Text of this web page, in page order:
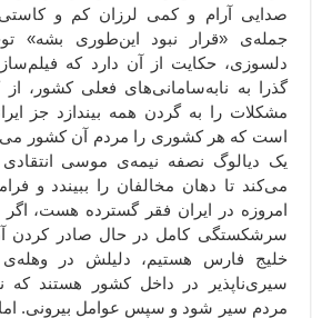
صدایی آرام و کمی لرزان کم و
جمله‌ی «قرار نبود این‌طوری بشه»‌
دلسوزی، حکایت از آن دارد که
گذرا به نابه‌سامانی‌های فعلی کشور،‌ از
مشکلات را به گردن همه بیندازد جز
است که هر کشوری را مردم آن کشور
یک دیالوگ نصفه نیمه‌ی موسی
می‌کند تا دهان مخالفان را ببیندد و
امروزه در ایران فقر گسترده هست،
سرشکستگی کامل در حال صادر کردن
خلیج فارس هستیم، دلیلش در
سیری‌ناپذیر در داخل کشور هستند
مردم سیر شود و سپس عوامل بیرونی.